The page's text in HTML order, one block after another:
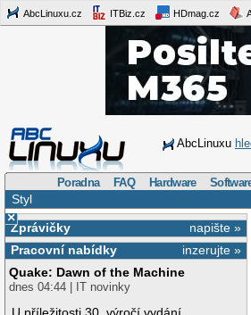
AbcLinuxu.cz ITBiz.cz HDmag.cz
AbcLinuxu
Poradna FAQ Hardware
Styl
×
napište »
Zprávičky
inzerujte »
Pracovní nabídky
Quake: Dawn of the Machine
dnes 04:44 | IT novinky